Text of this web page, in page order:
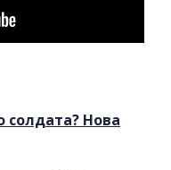
солдата? Нова